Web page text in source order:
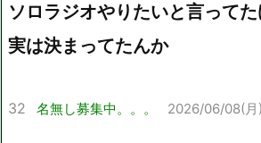
ソロラジオやりたいと言って
実は決まってたんか
32 名無し募集中。。。 2026/06/08(